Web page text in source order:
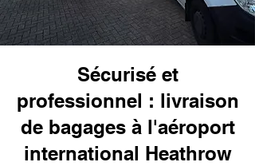
Sécurisé et
professionnel : livraison
de bagages à l'aéroport
international Heathrow